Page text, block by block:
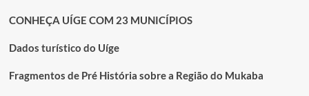
CONHEÇA UÍGE COM 23 MUNICÍPIOS
Dados turístico do Uíge
Fragmentos de Pré História sobre a Região do Mukaba